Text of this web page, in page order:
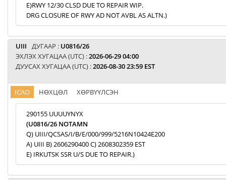
E)RWY 12/30 CLSD DUE TO REPAIR WIP.
DRG CLOSURE OF RWY AD NOT AVBL AS ALTN.)
UIII ДУГААР : U0816/26
ЭХЛЭХ ХУГАЦАА (UTC) :2026-06-29 04:00
ДУУСАХ ХУГАЦАА (UTC) :2026-08-30 23:59 EST
ICAO НӨХЦӨЛ ХӨРВҮҮЛСЭН
290155 UUUUYNYX
(U0816/26 NOTAMN
Q) UIII/QCSAS/I/B/E/000/999/5216N10424E200
A) UIII B) 2606290400 C) 2608302359 EST
E) IRKUTSK SSR U/S DUE TO REPAIR.)